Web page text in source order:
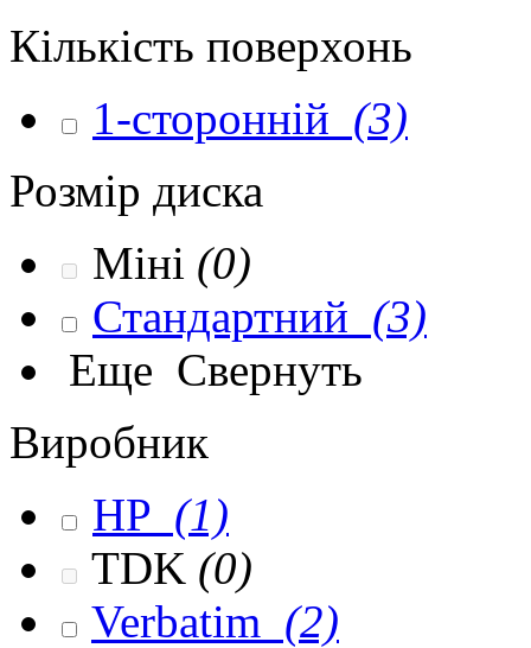
Кількість поверхонь
1-сторонній (3)
Розмір диска
Міні (0)
Стандартний (3)
Еще Свернуть
Виробник
HP (1)
TDK (0)
Verbatim (2)